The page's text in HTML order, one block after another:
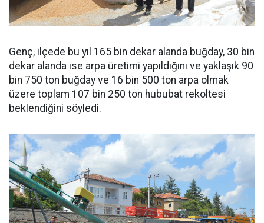
Genç, ilçede bu yıl 165 bin dekar alanda buğday, 30 bin
dekar alanda ise arpa üretimi yapıldığını ve yaklaşık 90
bin 750 ton buğday ve 16 bin 500 ton arpa olmak
üzere toplam 107 bin 250 ton hububat rekoltesi
beklendiğini söyledi.